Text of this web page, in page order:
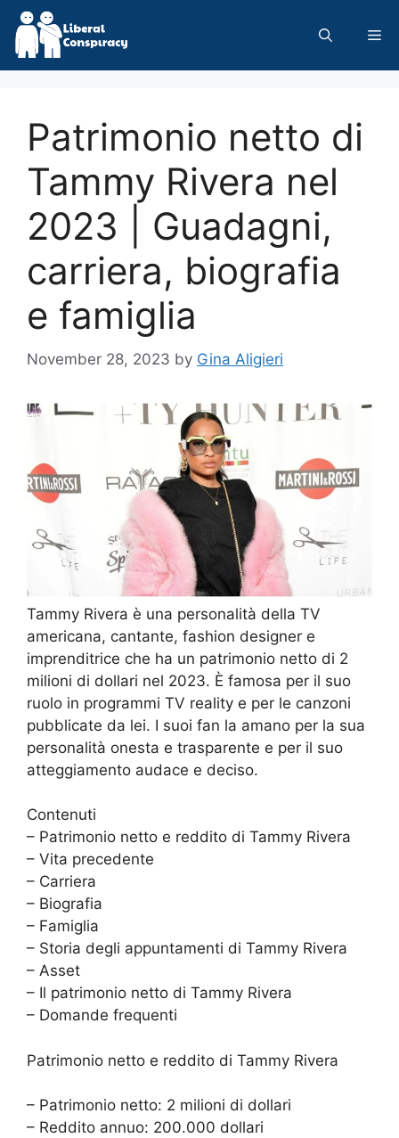
Skip
content
Patrimonio netto di
Tammy Rivera nel
2023 | Guadagni,
carriera, biografia
e famiglia
November 28, 2023 by Gina Aligieri
Tammy Rivera è una personalità della TV
americana, cantante, fashion designer e
imprenditrice che ha un patrimonio netto di 2
milioni di dollari nel 2023. È famosa per il suo
ruolo in programmi TV reality e per le canzoni
pubblicate da lei. I suoi fan la amano per la sua
personalità onesta e trasparente e per il suo
atteggiamento audace e deciso.
Contenuti
– Patrimonio netto e reddito di Tammy Rivera
– Vita precedente
– Carriera
– Biografia
– Famiglia
– Storia degli appuntamenti di Tammy Rivera
– Asset
– Il patrimonio netto di Tammy Rivera
– Domande frequenti
Patrimonio netto e reddito di Tammy Rivera
– Patrimonio netto: 2 milioni di dollari
– Reddito annuo: 200.000 dollari